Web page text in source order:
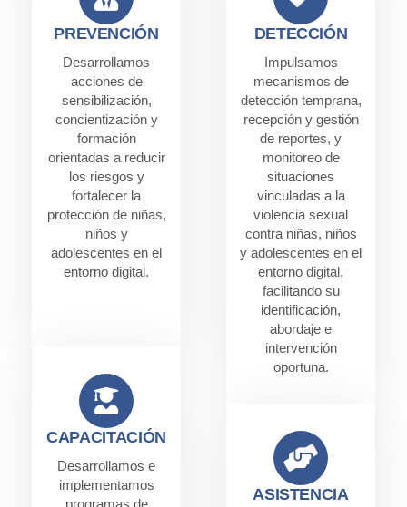
PREVENCIÓN
Desarrollamos
acciones de
sensibilización,
concientización y
formación
orientadas a reducir
los riesgos y
fortalecer la
protección de niñas,
niños y
adolescentes en el
entorno digital.
CAPACITACIÓN
Desarrollamos e
implementamos
programas de
DETECCIÓN
Impulsamos
mecanismos de
detección temprana,
recepción y gestión
de reportes, y
monitoreo de
situaciones
vinculadas a la
violencia sexual
contra niñas, niños
y adolescentes en el
entorno digital,
facilitando su
identificación,
abordaje e
intervención
oportuna.
ASISTENCIA